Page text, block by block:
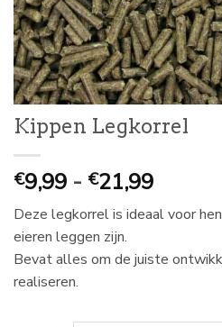
Kippen Legkorrel
€9,99 - €21,99
€
9,99
€
Deze legkorrel is ideaal voor
eieren leggen zijn.
Bevat alles om de juiste
realiseren.